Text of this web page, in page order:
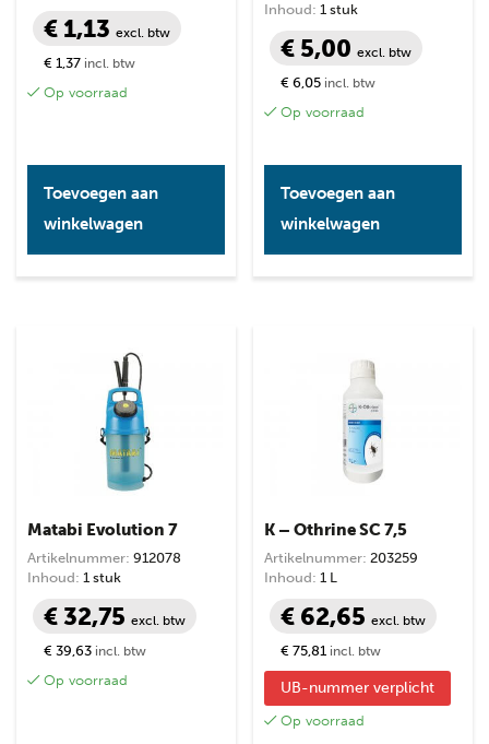
€ 1,13 excl. btw
€ 1,37 incl. btw
Op voorraad
Toevoegen aan
winkelwagen
Inhoud: 1 stuk
€ 5,00excl. btw
€ 6,05 incl. btw
Op voorraad
Toevoegen aan
winkelwagen
Matabi Evolution 7
Artikelnummer: 912078
Inhoud: 1 stuk
€ 32,75 excl. btw
€ 39,63 incl. btw
Op voorraad
K – Othrine SC 7,5
Artikelnummer: 203259
Inhoud: 1 L
€ 62,65excl. btw
€ 75,81 incl. btw
UB-nummer verplicht
Op voorraad